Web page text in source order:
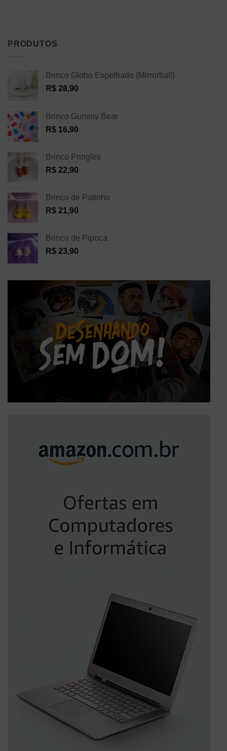
PRODUTOS
Brinco Globo Espelhado (Mirrorball)
R$ 28,90
Brinco Gummy Bear
R$ 16,90
Brinco Pringles
R$ 22,90
Brinco de Patinho
R$ 21,90
Brinco de Pipoca
R$ 23,90